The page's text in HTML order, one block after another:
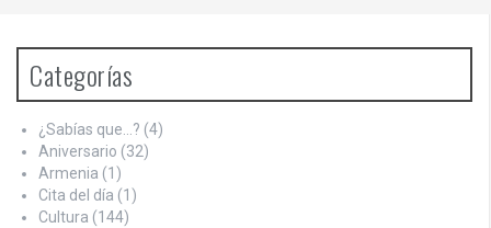
Categorías
¿Sabías que…? (4)
Aniversario (32)
Armenia (1)
Cita del día (1)
Cultura (144)